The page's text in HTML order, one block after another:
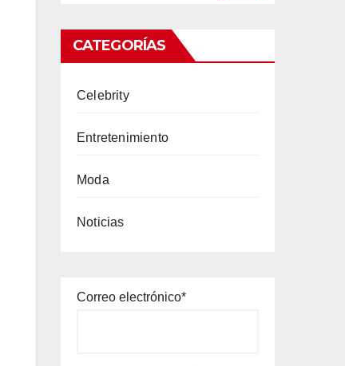
CATEGORÍAS
Celebrity
Entretenimiento
Moda
Noticias
Correo electrónico*